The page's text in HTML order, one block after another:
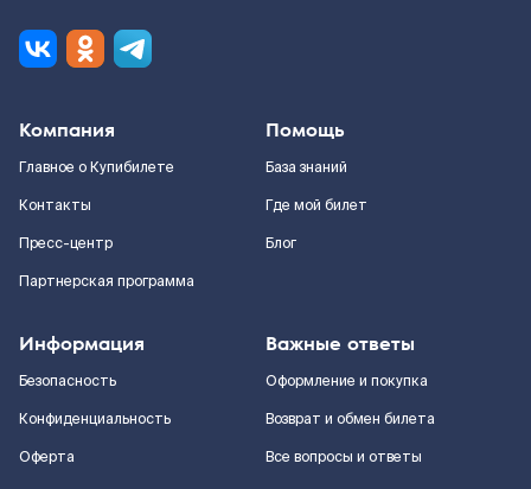
Компания
Главное о Купибилете
Контакты
Пресс-центр
Партнерская программа
Помощь
База знаний
Где мой билет
Блог
Информация
Безопасность
Конфиденциальность
Оферта
Важные ответы
Оформление и покупка
Возврат и обмен билета
Все вопросы и ответы